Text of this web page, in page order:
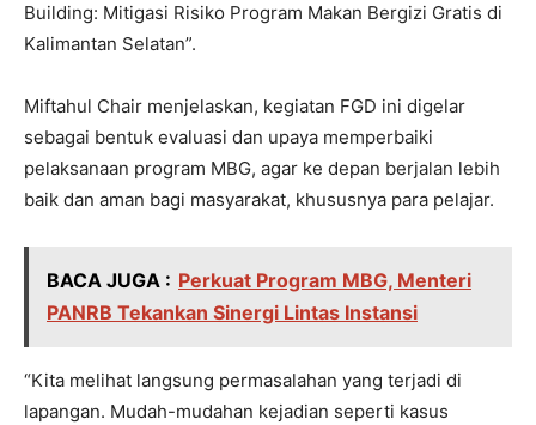
Building: Mitigasi Risiko Program Makan Bergizi Gratis di
Kalimantan Selatan”.
Miftahul Chair menjelaskan, kegiatan FGD ini digelar
sebagai bentuk evaluasi dan upaya memperbaiki
pelaksanaan program MBG, agar ke depan berjalan lebih
baik dan aman bagi masyarakat, khususnya para pelajar.
BACA JUGA : Perkuat Program MBG, Menteri
PANRB Tekankan Sinergi Lintas Instansi
“Kita melihat langsung permasalahan yang terjadi di
lapangan. Mudah-mudahan kejadian seperti kasus